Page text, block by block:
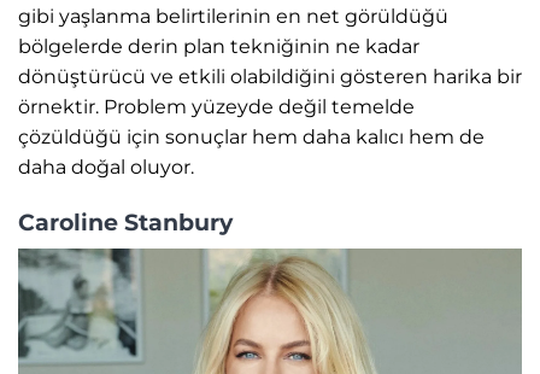
gibi yaşlanma belirtilerinin en net görüldüğü
bölgelerde derin plan tekniğinin ne kadar
dönüştürücü ve etkili olabildiğini gösteren harika bir
örnektir. Problem yüzeyde değil temelde
çözüldüğü için sonuçlar hem daha kalıcı hem de
daha doğal oluyor.
Caroline Stanbury